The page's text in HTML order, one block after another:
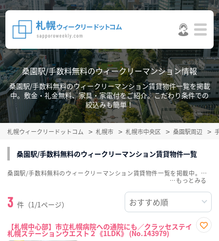
桑園駅/手数料無料のウィークリーマンション情報
桑園駅/手数料無料のウィークリーマンション賃貸物件一覧を掲載
中。敷金・礼金無料、家具・家電付をご紹介。こだわり条件での
絞込みも簡単！
札幌ウィークリードットコム 札幌市 札幌市中央区 桑園駅周辺
桑園駅/手数料無料のウィークリーマンション賃貸物件一覧
3 件（1/1ページ）
【札幌中心部】市立札幌病院への通院にも／クラッセステイ
札幌ステーションウエスト２《1LDK》 (No.143979)
桑園駅/手数料無料のウィークリーマンション賃貸物件一覧を掲載中。敷金・礼金無料、家具・家電付をご紹介。こだわり条件での絞込みも簡単！
…